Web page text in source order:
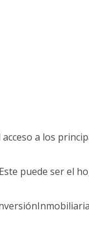
a los
puede ser el